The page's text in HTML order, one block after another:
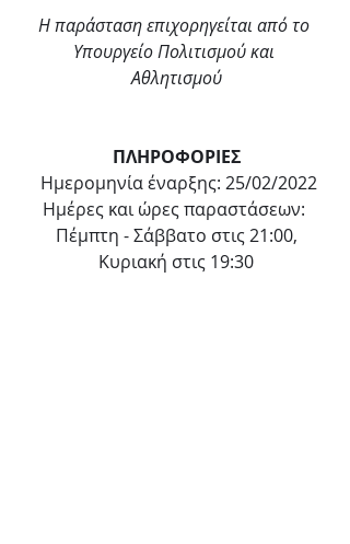
Η παράσταση επιχορηγείται από το
Υπουργείο Πολιτισμού και
Αθλητισμού
ΠΛΗΡΟΦΟΡΙΕΣ
Ημερομηνία έναρξης: 25/02/2022
Ημέρες και ώρες παραστάσεων:
Πέμπτη - Σάββατο στις 21:00,
Κυριακή στις 19:30